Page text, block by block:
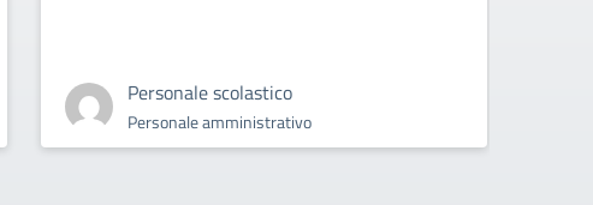
Personale scolastico
Personale amministrativo